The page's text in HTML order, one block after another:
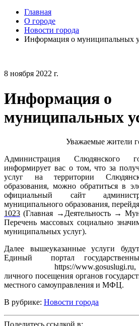
Главная
О городе
Новости города
Информация о муниципальных
8 ноября 2022 г.
Информация о
муниципальных
Уважаемые жители
Администрация Слюдянского
информирует вас о том, что за
услуг на территории
образования, можно обратиться в
официальный сайт
муниципального образования,
1023 (Главная →Деятельность →
Перечень массовых социально
муниципальных услуг).
Далее вышеуказанные услуги
Единый портал
https://
личного посещения органов
местного самоуправления и МФЦ.
В рубрике: Новости города